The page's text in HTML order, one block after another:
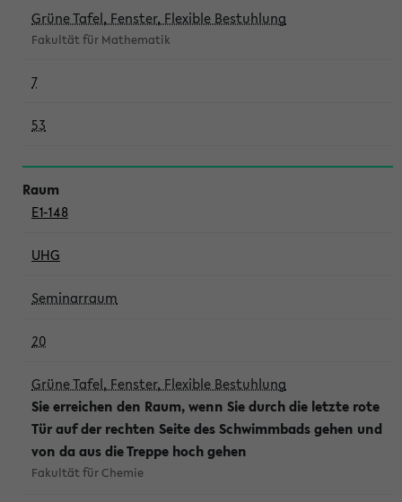
Grüne Tafel, Fenster, Flexible Bestuhlung
Fakultät für Mathematik
7
53
E1-148
UHG
Seminarraum
20
Grüne Tafel, Fenster, Flexible Bestuhlung
Sie erreichen den Raum, wenn Sie durch die letzte rote
Tür auf der rechten Seite des Schwimmbads gehen und
von da aus die Treppe hoch gehen
Fakultät für Chemie